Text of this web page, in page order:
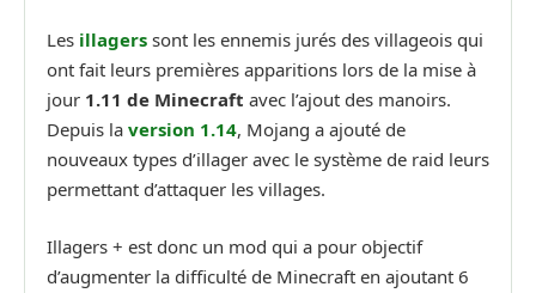
Les illagers sont les ennemis jurés des villageois qui
ont fait leurs premières apparitions lors de la mise à
jour 1.11 de Minecraft avec l’ajout des manoirs.
Depuis la version 1.14, Mojang a ajouté de
nouveaux types d’illager avec le système de raid leurs
permettant d’attaquer les villages.
Illagers + est donc un mod qui a pour objectif
d’augmenter la difficulté de Minecraft en ajoutant 6